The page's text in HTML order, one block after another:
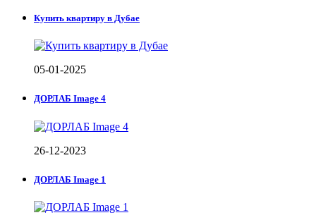
Купить квартиру в Дубае
05-01-2025
ДОРЛАБ Image 4
26-12-2023
ДОРЛАБ Image 1